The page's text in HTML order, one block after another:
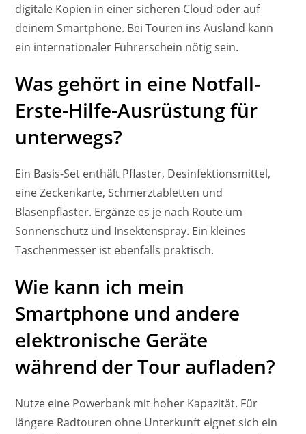
digitale Kopien in einer sicheren Cloud oder auf
deinem Smartphone. Bei Touren ins Ausland kann
ein internationaler Führerschein nötig sein.
Was gehört in eine Notfall-
Erste-Hilfe-Ausrüstung für
unterwegs?
Ein Basis-Set enthält Pflaster, Desinfektionsmittel,
eine Zeckenkarte, Schmerztabletten und
Blasenpflaster. Ergänze es je nach Route um
Sonnenschutz und Insektenspray. Ein kleines
Taschenmesser ist ebenfalls praktisch.
Wie kann ich mein
Smartphone und andere
elektronische Geräte
während der Tour aufladen?
Nutze eine Powerbank mit hoher Kapazität. Für
längere Radtouren ohne Unterkunft eignet sich ein